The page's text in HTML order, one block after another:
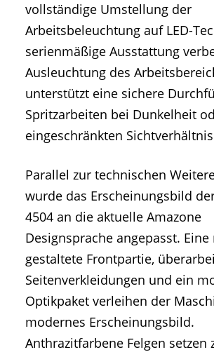
vollständige Umstellung der
Arbeitsbeleuchtung auf LED-
serienmäßige Ausstattung
Ausleuchtung des
unterstützt eine sichere
Spritzarbeiten bei Dunkelheit
eingeschränkten
Parallel zur technischen
wurde das Erscheinungsbild
4504 an die aktuelle Amazone
Designsprache angepasst. Eine
gestaltete Frontpartie,
Seitenverkleidungen und ein
Optikpaket verleihen der
modernes Erscheinungsbild.
Anthrazitfarbene Felgen setzen